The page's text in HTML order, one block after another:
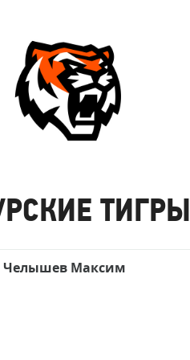
Амурские
Тигры
ТИГРЫ
Челышев Максим